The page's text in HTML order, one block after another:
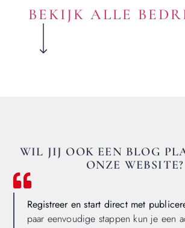
BEKIJK ALLE
WIL JIJ OOK EEN BLOG
ONZE WEBSITE?
Registreer en start direct met
paar eenvoudige stappen kun je een